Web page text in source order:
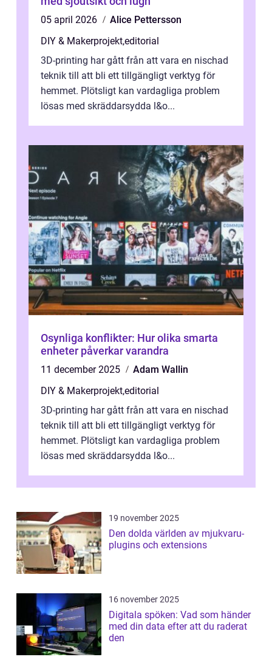
05 april 2026
Alice Pettersson
DIY & Makerprojekt,editorial
3D-printing har gått från att vara en nischad
teknik till att bli ett tillgängligt verktyg för
hemmet. Plötsligt kan vardagliga problem
lösas med skräddarsydda l&o...
Osynliga konflikter: Hur olika smarta
enheter påverkar varandra
11 december 2025
Adam Wallin
DIY & Makerprojekt,editorial
3D-printing har gått från att vara en nischad
teknik till att bli ett tillgängligt verktyg för
hemmet. Plötsligt kan vardagliga problem
lösas med skräddarsydda l&o...
19 november 2025
Den dolda världen av mjukvaru-
plugins och extensions
16 november 2025
Digitala spöken: Vad som händer
med din data efter att du raderat
den